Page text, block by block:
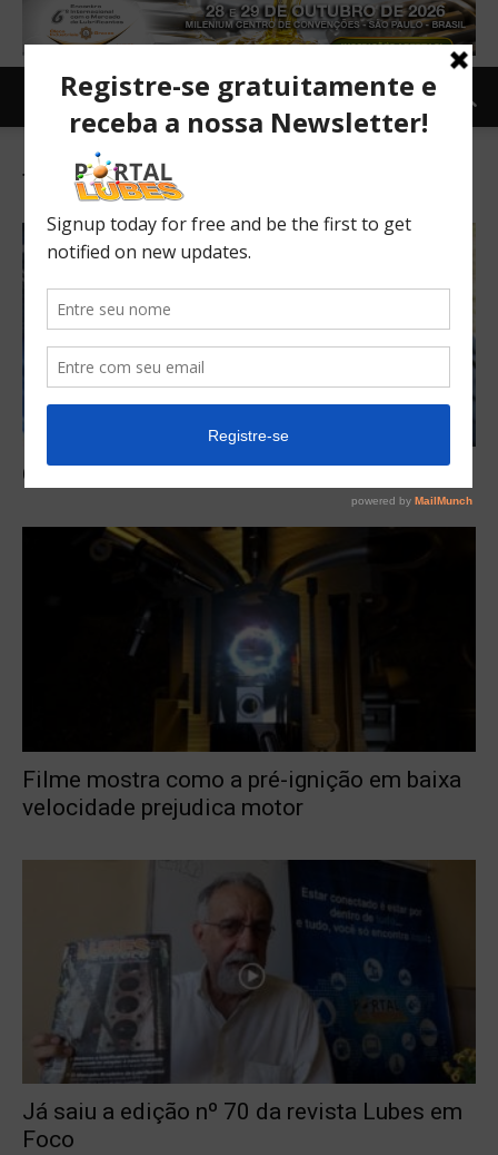
Tag: LSPI
Óleos de Motor seguem avançando
Filme mostra como a pré-ignição em baixa
velocidade prejudica motor
Já saiu a edição nº 70 da revista Lubes em
Foco